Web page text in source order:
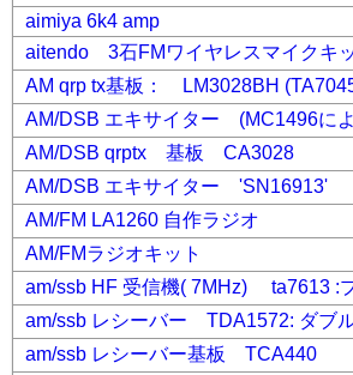
aimiya 6k4 amp
aitendo 3石FMワイヤレスマイクキ
AM qrp tx基板： LM3028BH
AM/DSB エキサイター (MC1496に
AM/DSB qrptx 基板 CA3028
AM/DSB エキサイター 'SN16913'
AM/FM LA1260 自作ラジオ
AM/FMラジオキット
am/ssb HF 受信機( 7MHz) ta7613 :
am/ssb レシーバー TDA1572: ダブ
am/ssb レシーバー基板 TCA440